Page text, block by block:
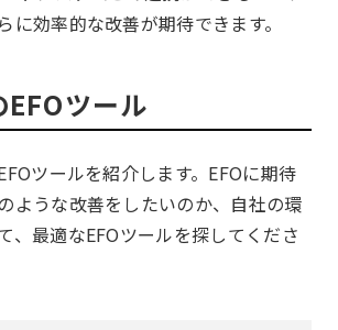
に効率的な改善が期待できます。
ツール
ツールを紹介します。EFOに期待
ような改善をしたいのか、自社の環
、最適なEFOツールを探してくださ